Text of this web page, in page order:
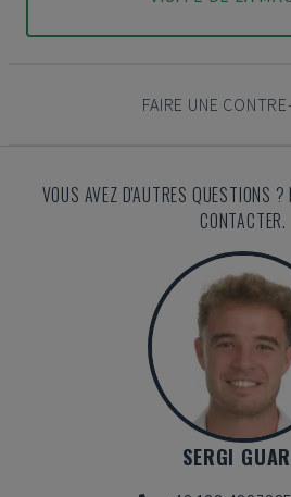
FAIRE UNE
VOUS AVEZ D'AUTRES QUESTIONS
CONTACTER.
SERGI